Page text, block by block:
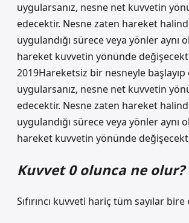
uygularsanız, nesne net kuvvetin
edecektir. Nesne zaten hareket
uygulandığı sürece veya yönler aynı
hareket kuvvetin yönünde
2019Hareketsiz bir nesneyle
uygularsanız, nesne net kuvvetin
edecektir. Nesne zaten hareket
uygulandığı sürece veya yönler aynı
hareket kuvvetin yönünde
Kuvvet 0 olunca ne olur?
Sıfırıncı kuvveti hariç tüm sayılar bire